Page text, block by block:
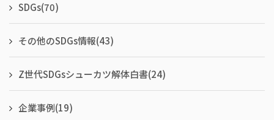
SDGs(70)
その他のSDGs情報(43)
Z世代SDGsシューカツ解体白書(24)
企業事例(19)